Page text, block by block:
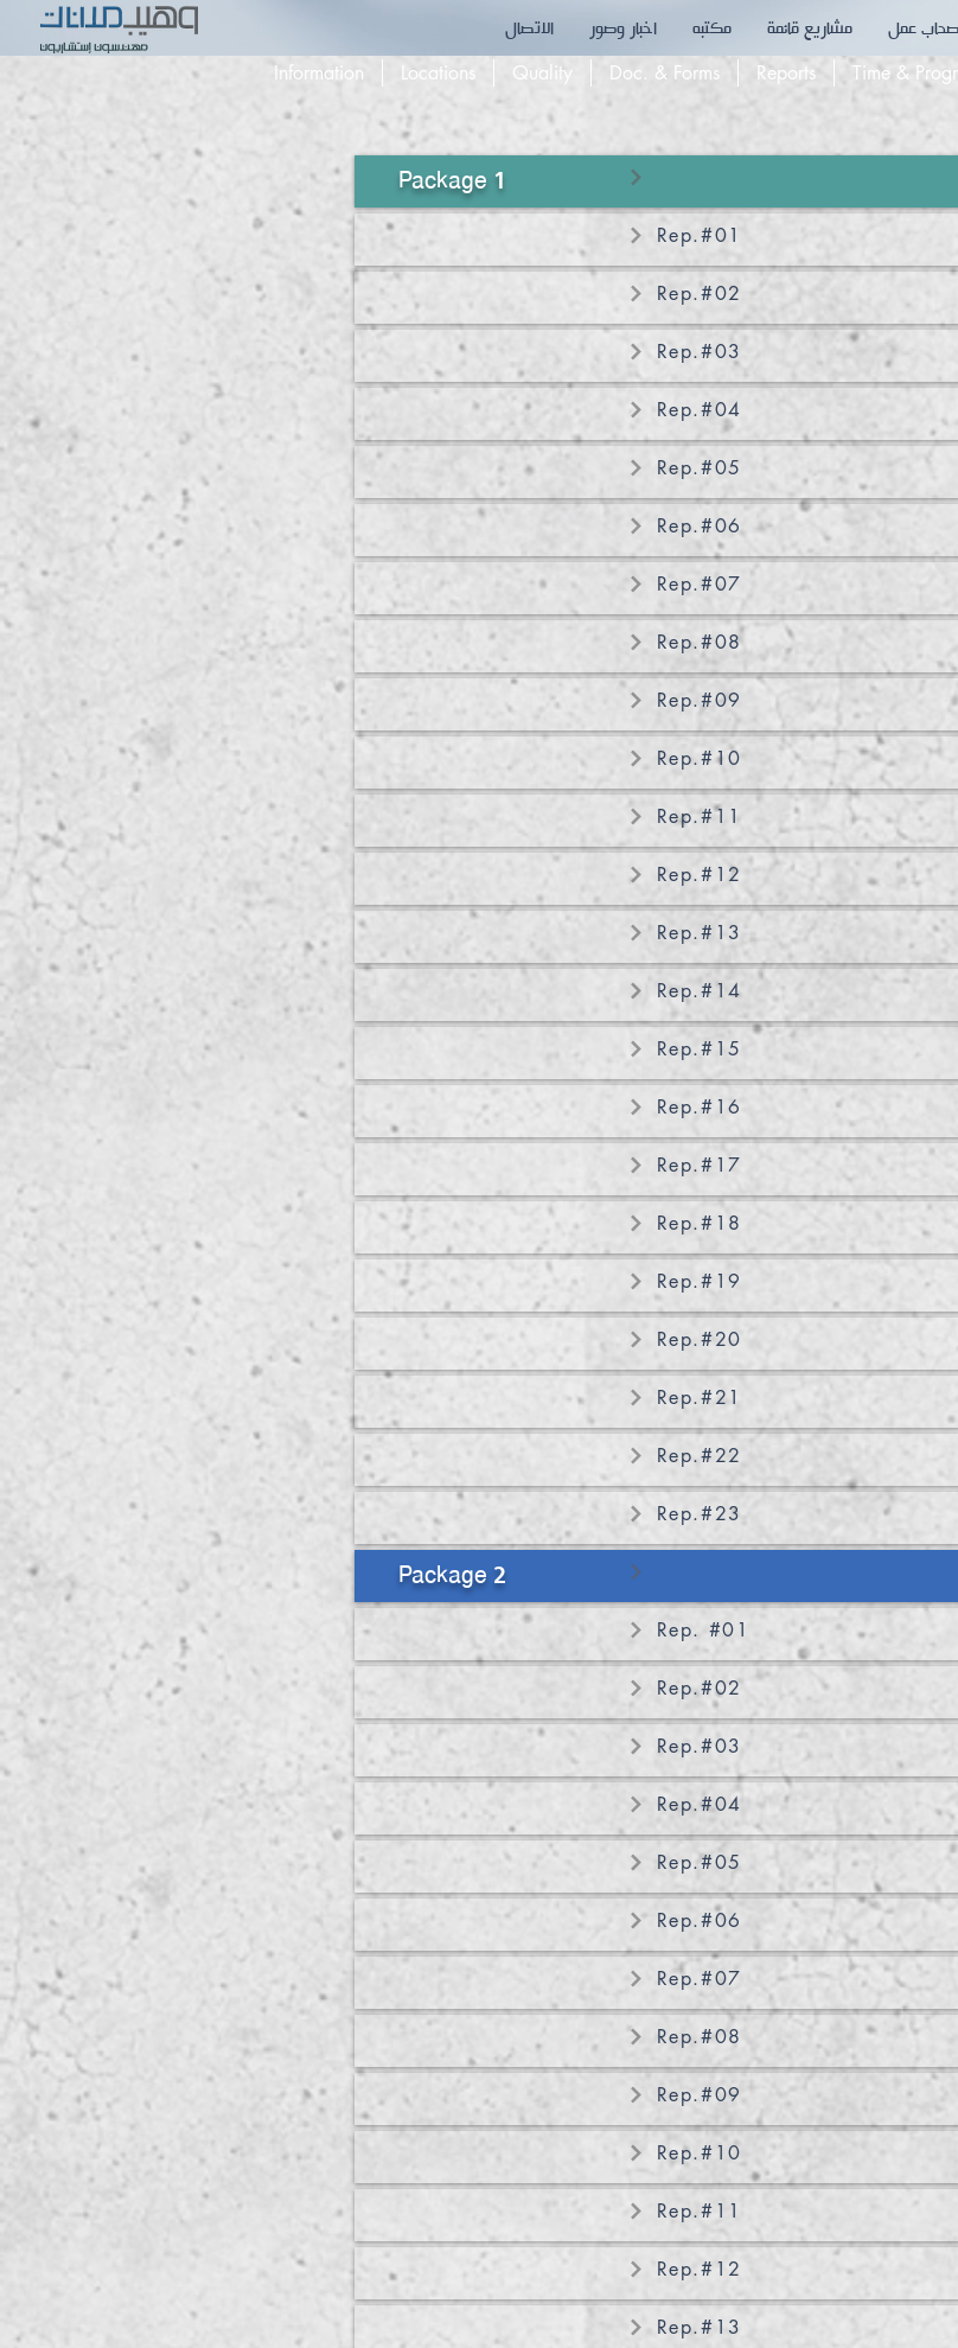
عمل مشاريع قائمة مكتبه اخبار وصور الاتصال
Information Locations Quality Doc. & Forms Reports Time &
Package 1
Rep.#01
Rep.#02
Rep.#03
Rep.#04
Rep.#05
Rep.#06
Rep.#07
Rep.#08
Rep.#09
Rep.#10
Rep.#11
Rep.#12
Rep.#13
Rep.#14
Rep.#15
Rep.#16
Rep.#17
Rep.#18
Rep.#19
Rep.#20
Rep.#21
Rep.#22
Rep.#23
Package 2
Rep. #01
Rep.#02
Rep.#03
Rep.#04
Rep.#05
Rep.#06
Rep.#07
Rep.#08
Rep.#09
Rep.#10
Rep.#11
Rep.#12
Rep.#13